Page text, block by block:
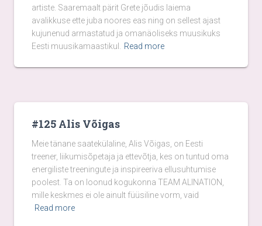
artiste. Saaremaalt pärit Grete jõudis laiema
avalikkuse ette juba noores eas ning on sellest ajast
kujunenud armastatud ja omanäoliseks muusikuks
Eesti muusikamaastikul.
Read more
#125 Alis Võigas
Meie tänane saatekülaline, Alis Võigas, on Eesti
treener, liikumisõpetaja ja ettevõtja, kes on tuntud oma
energiliste treeningute ja inspireeriva ellusuhtumise
poolest. Ta on loonud kogukonna TEAM ALINATION,
mille keskmes ei ole ainult füüsiline vorm, vaid
Read more